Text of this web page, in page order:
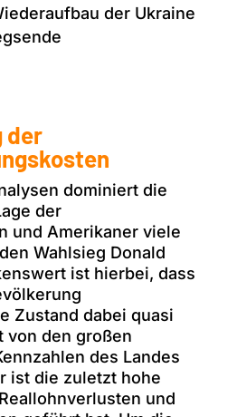
der Ukraine
der
dominiert die
der
und Amerikaner viele
Wahlsieg Donald
ist hierbei, dass
Zustand dabei quasi
von den großen
des Landes
ist die zuletzt hohe
und